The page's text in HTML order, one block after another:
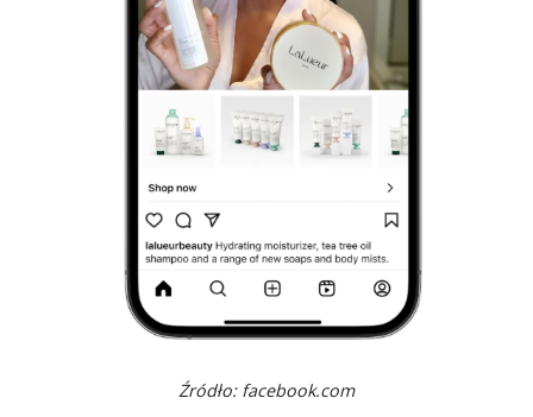
Źródło: facebook.com